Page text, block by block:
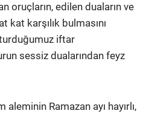
oruçların, edilen duaların ve
kat karşılık bulmasını
iftar
sessiz dualarından feyz
aleminin Ramazan ayı hayırlı,